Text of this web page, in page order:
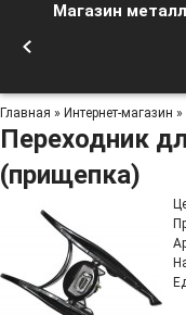
Главная » Интернет-магазин »
Переходник
(прищепка)